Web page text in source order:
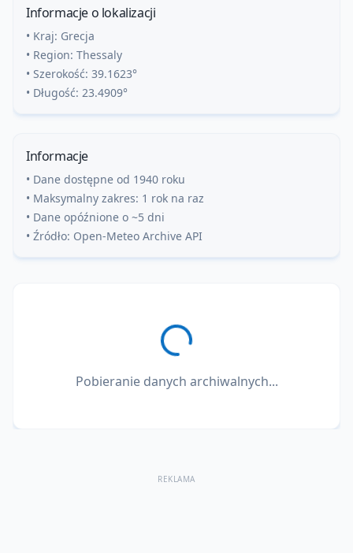
Informacje o lokalizacji
• Kraj: Grecja
• Region: Thessaly
• Szerokość: 39.1623°
• Długość: 23.4909°
Informacje
• Dane dostępne od 1940 roku
• Maksymalny zakres: 1 rok na raz
• Dane opóźnione o ~5 dni
• Źródło: Open-Meteo Archive API
Pobieranie danych archiwalnych...
REKLAMA